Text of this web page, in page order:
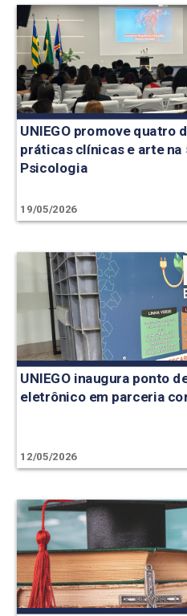
UNIEGO promove quatro
práticas clínicas e arte na
Psicologia
19/05/2026
UNIEGO inaugura ponto
eletrônico em parceria
12/05/2026